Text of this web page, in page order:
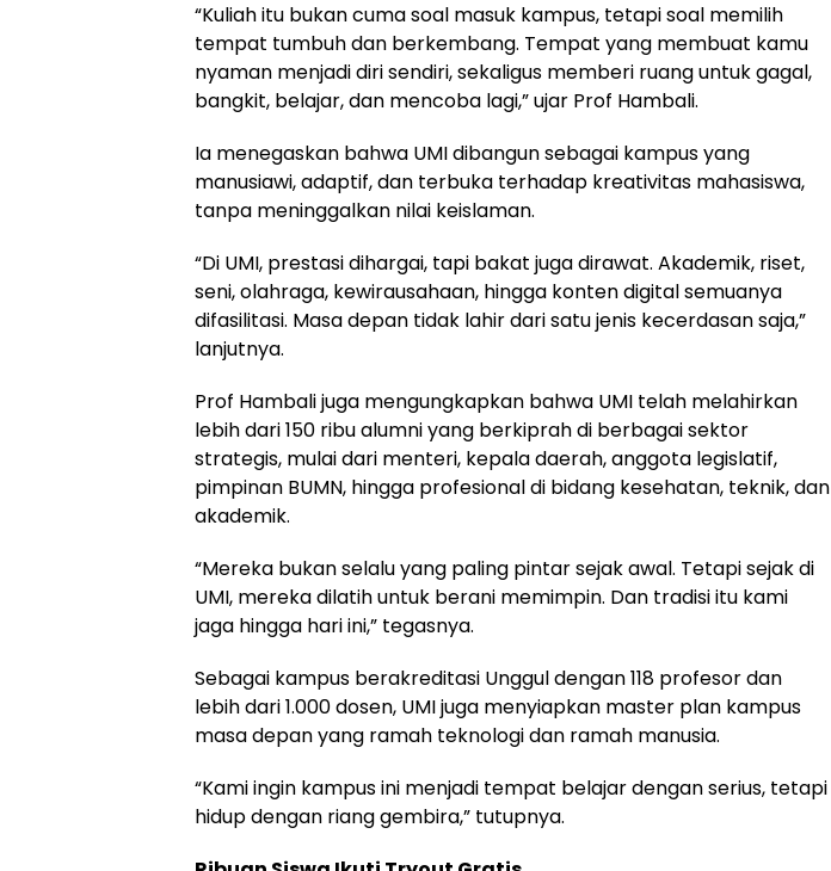
“Kuliah itu bukan cuma soal masuk kampus, tetapi soal memilih
tempat tumbuh dan berkembang. Tempat yang membuat kamu
nyaman menjadi diri sendiri, sekaligus memberi ruang untuk gagal,
bangkit, belajar, dan mencoba lagi,” ujar Prof Hambali.
Ia menegaskan bahwa UMI dibangun sebagai kampus yang
manusiawi, adaptif, dan terbuka terhadap kreativitas mahasiswa,
tanpa meninggalkan nilai keislaman.
“Di UMI, prestasi dihargai, tapi bakat juga dirawat. Akademik, riset,
seni, olahraga, kewirausahaan, hingga konten digital semuanya
difasilitasi. Masa depan tidak lahir dari satu jenis kecerdasan saja,”
lanjutnya.
Prof Hambali juga mengungkapkan bahwa UMI telah melahirkan
lebih dari 150 ribu alumni yang berkiprah di berbagai sektor
strategis, mulai dari menteri, kepala daerah, anggota legislatif,
pimpinan BUMN, hingga profesional di bidang kesehatan, teknik, dan
akademik.
“Mereka bukan selalu yang paling pintar sejak awal. Tetapi sejak di
UMI, mereka dilatih untuk berani memimpin. Dan tradisi itu kami
jaga hingga hari ini,” tegasnya.
Sebagai kampus berakreditasi Unggul dengan 118 profesor dan
lebih dari 1.000 dosen, UMI juga menyiapkan master plan kampus
masa depan yang ramah teknologi dan ramah manusia.
“Kami ingin kampus ini menjadi tempat belajar dengan serius, tetapi
hidup dengan riang gembira,” tutupnya.